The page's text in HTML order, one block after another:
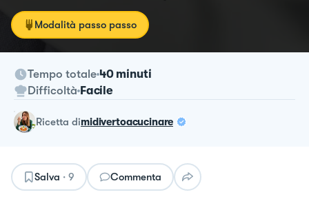
Modalità passo passo
Tempo totale 40 minuti
Difficoltà Facile
ricetta dimidivertoacucinare
Salva · 9 Commenta